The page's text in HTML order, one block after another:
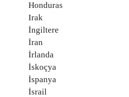
Honduras
Irak
İngiltere
İran
İrlanda
İskoçya
İspanya
İsrail